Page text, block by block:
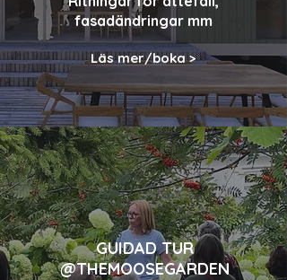
fasadändringar mm
Läs mer/boka >
GUIDAD TUR
@THEMOOSEGARDEN